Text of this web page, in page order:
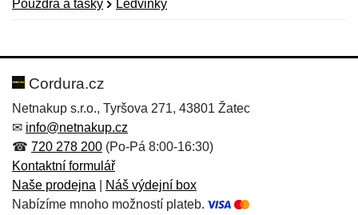
Pouzdra a tašky Ledvinky
Hodnocení:
Jméno: *
Jméno:
E-mail:*
Cordura.cz
Netnakup s.r.o., Tyršova 271, 43801 Žatec
✉ info@netnakup.cz
☎ 720 278 200 (Po-Pá 8:00-16:30)
Kontaktní formulář
Naše prodejna
Náš výdejní box
Nabízíme mnoho možností plateb.